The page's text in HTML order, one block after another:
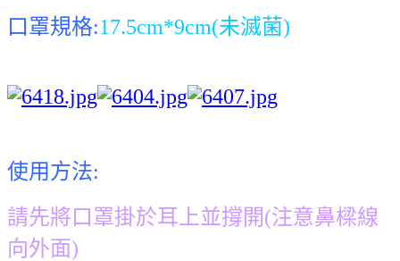
口罩規格:17.5cm*9cm(未滅菌)
使用方法:
請先將口罩掛於耳上並撐開(注意鼻樑線
向外面)